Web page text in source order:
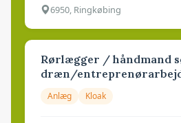
6950, Ringkøbing
Rørlægger / håndmand
dræn/
Anlæg Kloak